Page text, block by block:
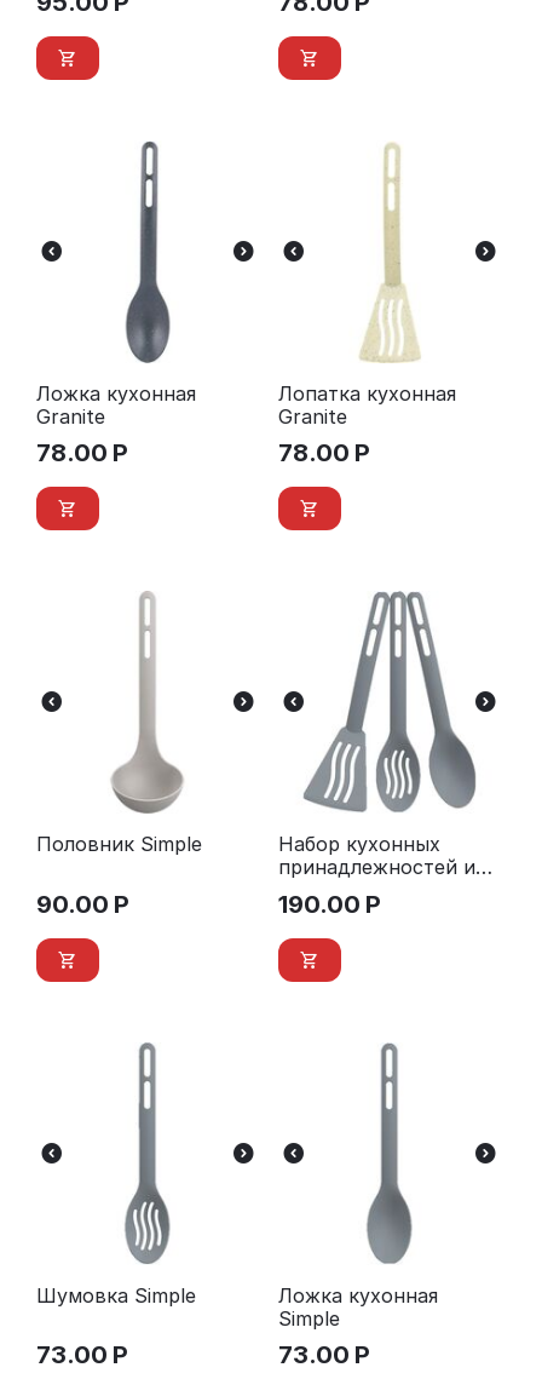
Ложка кухонная
Granite
78.00 Р
Лопатка кухонная
Granite
78.00 Р
Половник Simple
90.00 Р
Набор кухонных
принадлежностей из
3 предметов Simple
190.00 Р
Шумовка Simple
73.00 Р
Ложка кухонная
Simple
73.00 Р